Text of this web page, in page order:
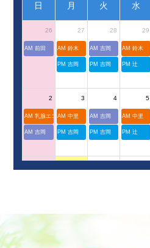
日 月 火 水
26
AM 前田
27
AM 鈴木
PM 吉岡
28
AM 吉岡
PM 吉岡
29
AM 鈴木
PM 辻
2
AM 乳腺エコー
AM 吉岡
3
AM 中里
PM 吉岡
4
AM 吉岡
PM 吉岡
5
AM 中里
PM 辻
休診